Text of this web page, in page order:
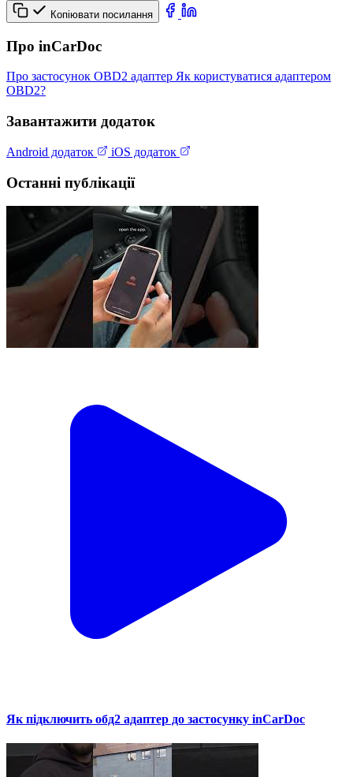
Копіювати посилання
Про inCarDoc
Про застосунок OBD2 адаптер Як користуватися адаптером
OBD2?
Завантажити додаток
Android додаток iOS додаток
Останні публікації
Як підключить обд2 адаптер до застосунку inCarDoc